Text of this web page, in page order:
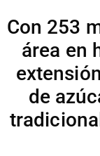
Con 253
área en
de